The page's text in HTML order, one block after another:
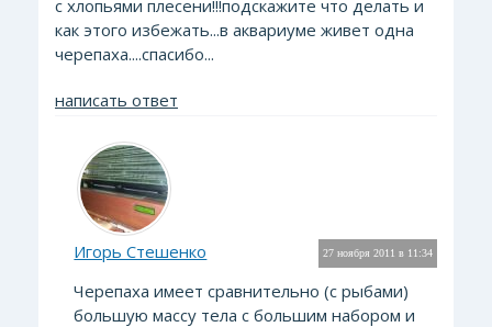
с хлопьями плесени!!!подскажите что делать и
как этого избежать...в аквариуме живет одна
черепаха....спасибо...
написать ответ
27 ноября 2011 в 11:34
Игорь Стешенко
Черепаха имеет сравнительно (с рыбами)
большую массу тела с большим набором и